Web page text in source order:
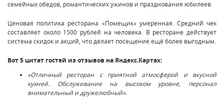
семейных обедов, романтических ужинов и празднования юбилеев.
Ценовая политика ресторана «Помещик» умеренная. Средний чек
составляет около 1500 рублей на человека. В ресторане действует
система скидок и акций, что делает посещение ещё более выгодным.
Вот 5 цитат гостей из отзывов на Яндекс.Картах:
«Отличный ресторан с приятной атмосферой и вкусной
кухней. Обслуживание на высоком уровне, персонал
внимательный и дружелюбный».